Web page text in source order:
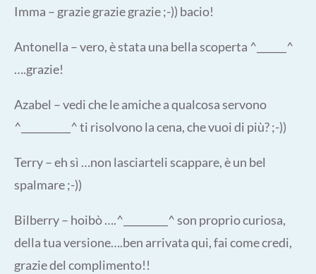
Imma – grazie grazie grazie ;-)) bacio!
Antonella – vero, è stata una bella scoperta ^______^
….grazie!
Azabel – vedi che le amiche a qualcosa servono
^__________^ ti risolvono la cena, che vuoi di più? ;-))
Terry – eh sì …non lasciarteli scappare, è un bel
spalmare ;-))
Bilberry – hoibò ….^_________^ son proprio curiosa,
della tua versione….ben arrivata qui, fai come credi,
grazie del complimento!!